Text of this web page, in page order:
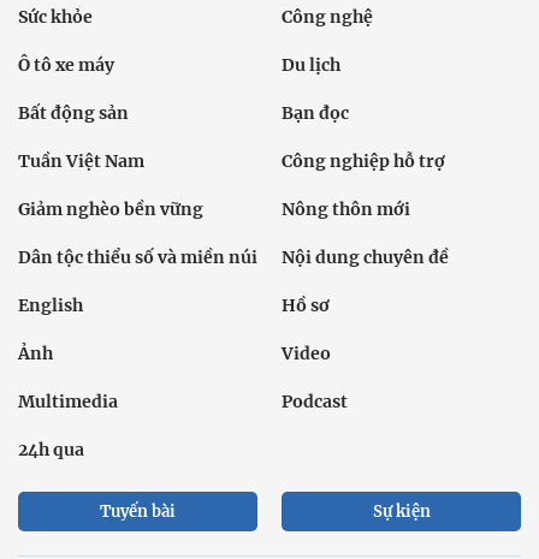
Sức khỏe Công nghệ
Ô tô xe máy Du lịch
Bất động sản Bạn đọc
Tuần Việt Nam Công nghiệp hỗ trợ
Giảm nghèo bền vững Nông thôn mới
Dân tộc thiểu số và miền núi Nội dung chuyên đề
English Hồ sơ
Ảnh Video
Multimedia Podcast
24h qua
Tuyến bài Sự kiện